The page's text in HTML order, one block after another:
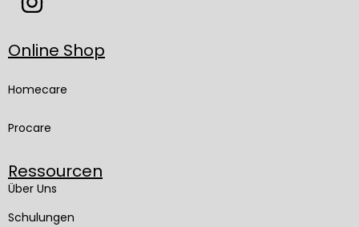
Online Shop
Homecare
Procare
Ressourcen
Über Uns
Schulungen